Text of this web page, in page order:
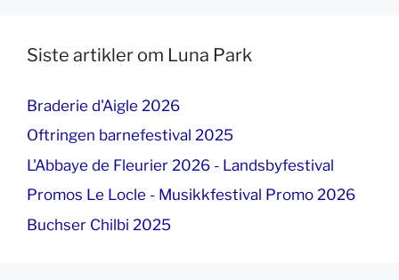
Siste artikler om Luna Park
Braderie d'Aigle 2026
Oftringen barnefestival 2025
L'Abbaye de Fleurier 2026 - Landsbyfestival
Promos Le Locle - Musikkfestival Promo 2026
Buchser Chilbi 2025